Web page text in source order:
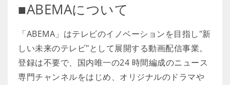
■ABEMAについて
「ABEMA」はテレビのイノベーションを目指し"新
しい未来のテレビ"として展開する動画配信事業。
登録は不要で、国内唯一の24 時間編成のニュース
専門チャンネルをはじめ、オリジナルのドラマや